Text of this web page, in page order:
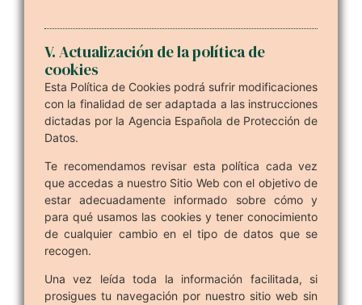
V. Actualización de la política de
cookies
Esta Política de Cookies podrá sufrir modificaciones
con la finalidad de ser adaptada a las instrucciones
dictadas por la Agencia Española de Protección de
Datos.
Te recomendamos revisar esta política cada vez
que accedas a nuestro Sitio Web con el objetivo de
estar adecuadamente informado sobre cómo y
para qué usamos las cookies y tener conocimiento
de cualquier cambio en el tipo de datos que se
recogen.
Una vez leída toda la información facilitada, si
prosigues tu navegación por nuestro sitio web sin